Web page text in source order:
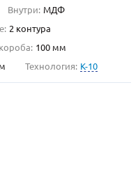
с доставкой и установкой в
Внутри: МДФ
2 контура
100 мм
Технология: K-10